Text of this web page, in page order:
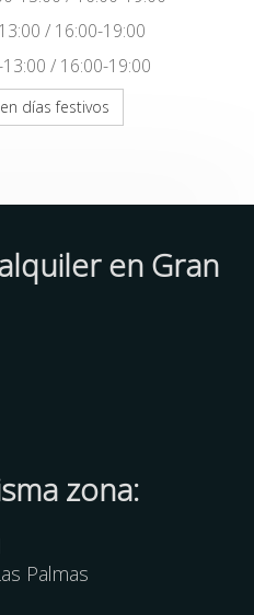
/ 16:00-19:00
/ 16:00-19:00
días festivos
en Gran
zona:
Palmas